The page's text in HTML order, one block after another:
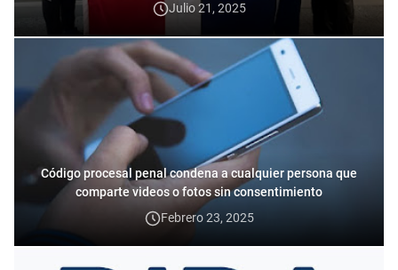
Julio 21, 2025
Código procesal penal condena a cualquier persona que
comparte videos o fotos sin consentimiento
Febrero 23, 2025